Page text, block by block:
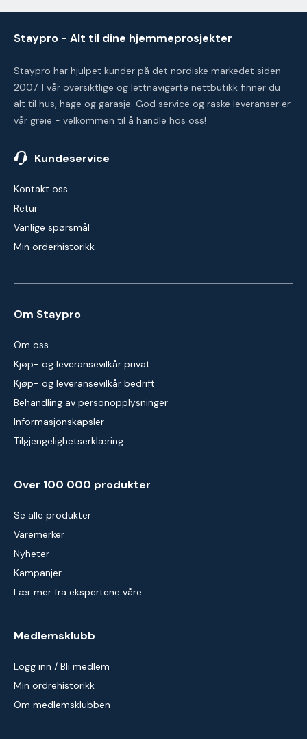
Staypro - Alt til dine hjemmeprosjekter
Staypro har hjulpet kunder på det nordiske markedet siden
2007. I vår oversiktlige og lettnavigerte nettbutikk finner du
alt til hus, hage og garasje. God service og raske leveranser er
vår greie - velkommen til å handle hos oss!
Kundeservice
Kontakt oss
Retur
Vanlige spørsmål
Min orderhistorikk
Om Staypro
Om oss
Kjøp- og leveransevilkår privat
Kjøp- og leveransevilkår bedrift
Behandling av personopplysninger
Informasjonskapsler
Tilgjengelighetserklæring
Over 100 000 produkter
Se alle produkter
Varemerker
Nyheter
Kampanjer
Lær mer fra ekspertene våre
Medlemsklubb
Logg inn / Bli medlem
Min ordrehistorikk
Om medlemsklubben